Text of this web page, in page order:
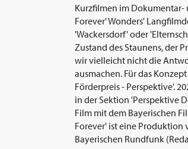
Kurzfilmen im Dokumentar-
Forever' Wonders'
'Wackersdorf' oder
Zustand des Staunens, der
wir vielleicht nicht die
ausmachen. Für das
Förderpreis - Perspektive'.
in der Sektion 'Perspektive
Film mit dem Bayerischen
Forever' ist eine Produktion
Bayerischen Rundfunk